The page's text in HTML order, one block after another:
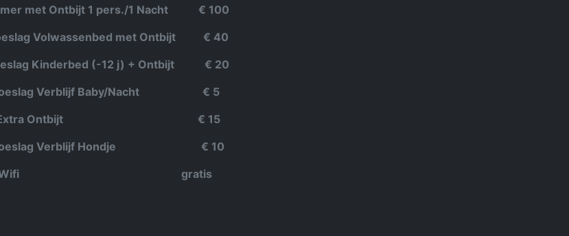
met Ontbijt 1 pers./1 Nacht € 100
Volwassenbed met Ontbijt € 40
Kinderbed (-12 j) + Ontbijt € 20
Verblijf Baby/Nacht € 5
Ontbijt € 15
Verblijf Hondje € 10
gratis